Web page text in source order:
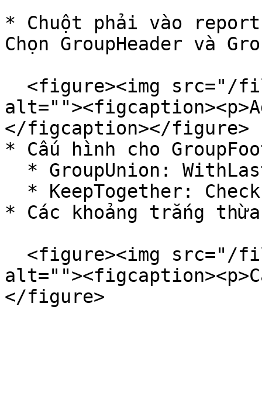
* Chuột phải vào
Chọn GroupHeader và
</figcaption></figure>
* Cấu hình cho
* Các khoảng trắng